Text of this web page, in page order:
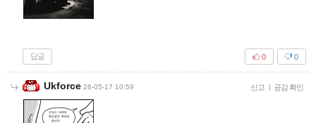
답글 0
0
Ukforce 26-05-17 10:59 신고 | 공감 확인